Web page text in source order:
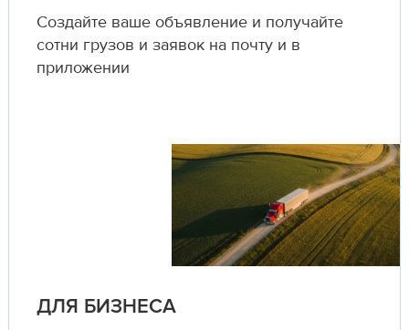
Создайте ваше объявление и получайте
сотни грузов и заявок на почту и в
приложении
ДЛЯ БИЗНЕСА